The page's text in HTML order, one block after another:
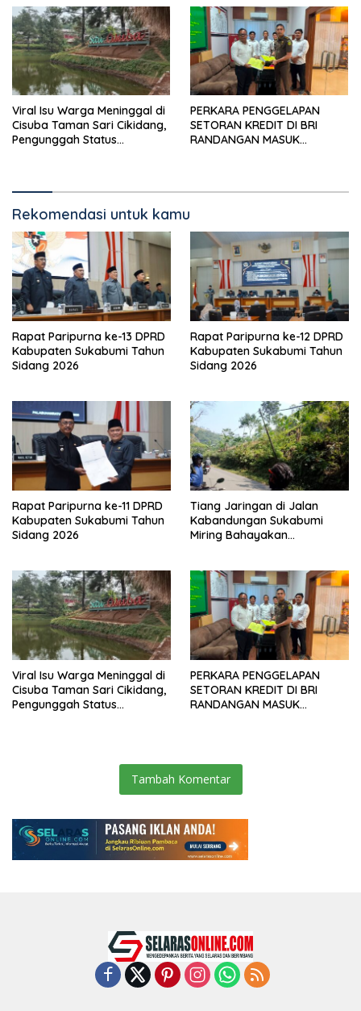
Viral Isu Warga Meninggal di
Cisuba Taman Sari Cikidang,
Pengunggah Status
PERKARA PENGGELAPAN
SETORAN KREDIT DI BRI
RANDANGAN MASUK
Rekomendasi untuk kamu
Rapat Paripurna ke-13 DPRD
Kabupaten Sukabumi Tahun
Sidang 2026
Rapat Paripurna ke-12 DPRD
Kabupaten Sukabumi Tahun
Sidang 2026
Rapat Paripurna ke-11 DPRD
Kabupaten Sukabumi Tahun
Sidang 2026
Tiang Jaringan di Jalan
Kabandungan Sukabumi
Miring Bahayakan
Viral Isu Warga Meninggal di
Cisuba Taman Sari Cikidang,
Pengunggah Status
PERKARA PENGGELAPAN
SETORAN KREDIT DI BRI
RANDANGAN MASUK
Tambah Komentar